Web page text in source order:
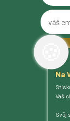
Na
Svůj
kód
váš
email